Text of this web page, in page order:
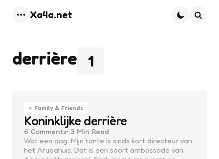
Xa4a.net
1
derrière
Family & Friends
Koninklijke derrière
6 Comments 3 Min Read
Wat een dag. Mijn tante is sinds kort directeur van
het Arubahuis. Dat is een soort ambassade van